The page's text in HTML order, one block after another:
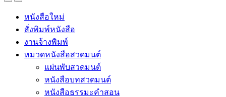
OpenClose
หนังสือใหม่
สั่งพิมพ์หนังสือ
งานจ้างพิมพ์
หมวดหนังสือสวดมนต์
แผ่นพับสวดมนต์
หนังสือบทสวดมนต์
หนังสือธรรมะคำสอน